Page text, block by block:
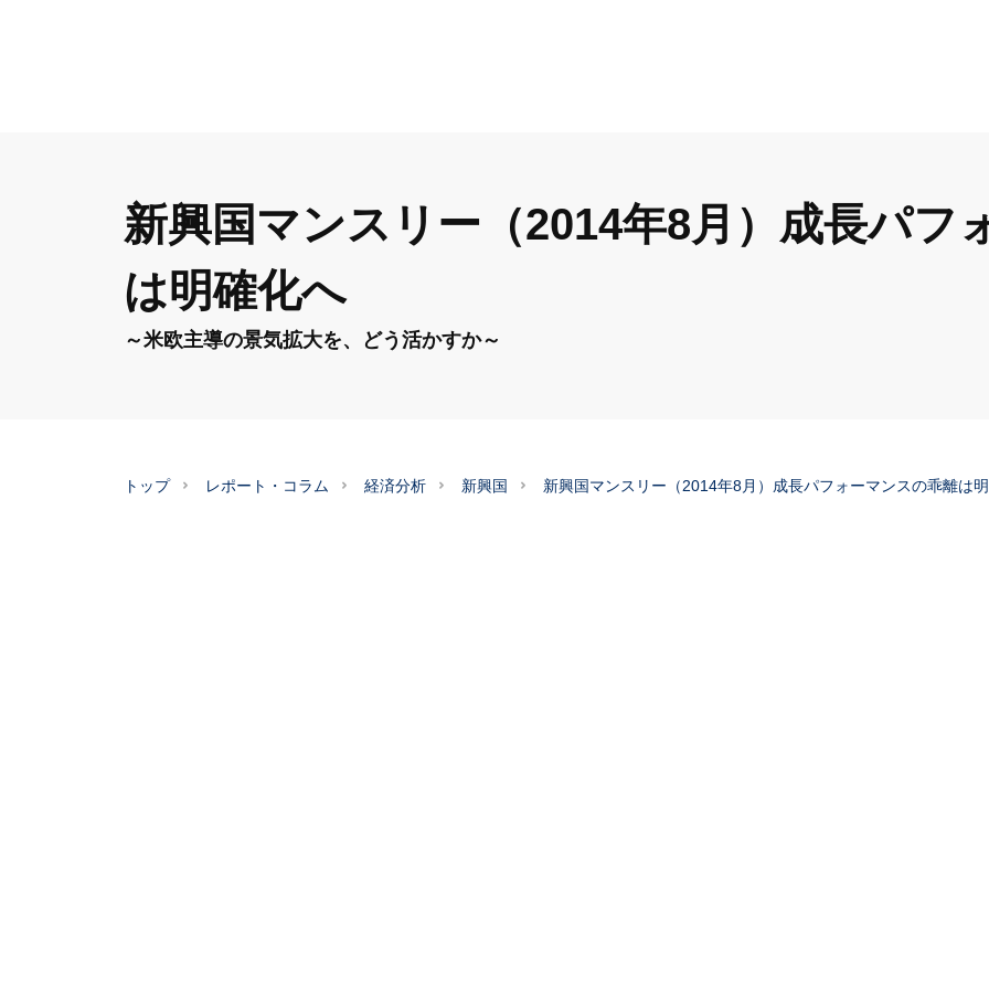
新興国マンスリー（2014年8月）成長パフ
は明確化へ
～米欧主導の景気拡大を、どう活かすか～
トップ レポート・コラム 経済分析 新興国 新興国マンスリー（2014年8月）成長パフォーマンスの乖離は